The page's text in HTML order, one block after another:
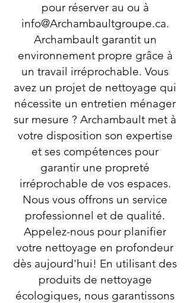
pour réserver au ou à
info@Archambaultgroupe.ca.
Archambault garantit un
environnement propre grâce à
un travail irréprochable. Vous
avez un projet de nettoyage qui
nécessite un entretien ménager
sur mesure ? Archambault met à
votre disposition son expertise
et ses compétences pour
garantir une propreté
irréprochable de vos espaces.
Nous vous offrons un service
professionnel et de qualité.
Appelez-nous pour planifier
votre nettoyage en profondeur
dès aujourd'hui! En utilisant des
produits de nettoyage
écologiques, nous garantissons